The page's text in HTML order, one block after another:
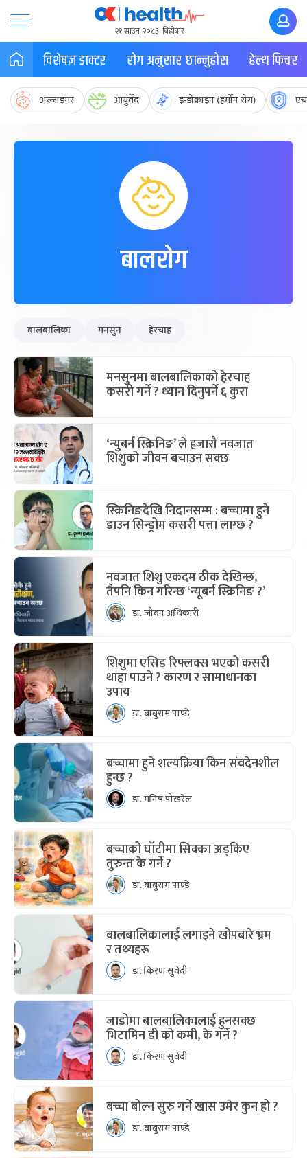
२१ साउन २०८३, बिहीबार
विशेषज्ञ डाक्टर रोग अनुसार छान्नुहोस हेल्थ फिचर
अल्जाइमर आयुर्वेद इन्डोक्राइन (हर्मोन रोग)
बालरोग
बालबालिका मनसुन हेरचाह
मनसुनमा बालबालिकाको हेरचाह
कसरी गर्ने ? ध्यान दिनुपर्ने ६ कुरा
‘न्युबर्न स्क्रिनिङ’ ले हजारौं नवजात
शिशुको जीवन बचाउन सक्छ
स्क्रिनिङदेखि निदानसम्म : बच्चामा हुने
डाउन सिन्ड्रोम कसरी पत्ता लाग्छ ?
नवजात शिशु एकदम ठीक देखिन्छ,
तैपनि किन गरिन्छ ‘न्यूबर्न स्क्रिनिङ ?’
डा. जीवन अधिकारी
शिशुमा एसिड रिफ्लक्स भएको कसरी
थाहा पाउने ? कारण र सामाधानका
उपाय
डा. बाबुराम पाण्डे
बच्चामा हुने शल्यक्रिया किन संवदेनशील
हुन्छ ?
डा. मनिष पोखरेल
बच्चाको घाँटीमा सिक्का अड्किए
तुरुन्त के गर्ने ?
डा. बाबुराम पाण्डे
बालबालिकालाई लगाइने खोपबारे भ्रम
र तथ्यहरू
डा. किरण सुवेदी
जाडोमा बालबालिकालाई हुनसक्छ
भिटामिन डी को कमी, के गर्ने ?
डा. किरण सुवेदी
बच्चा बोल्न सुरु गर्ने खास उमेर कुन हो ?
डा. बाबुराम पाण्डे